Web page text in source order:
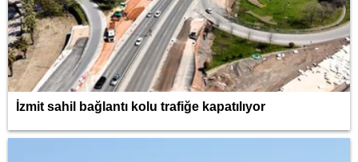
İzmit sahil bağlantı kolu trafiğe kapatılıyor